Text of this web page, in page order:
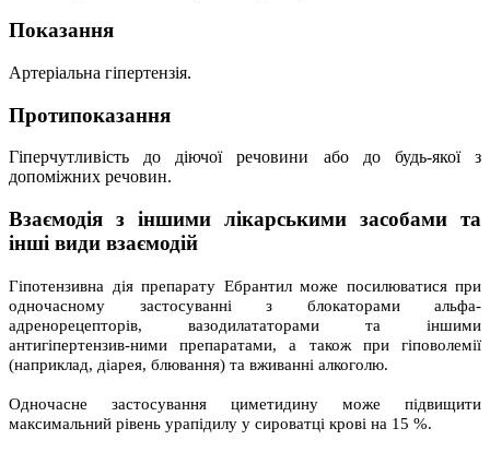
Показання
Артеріальна гіпертензія.
Протипоказання
Гіперчутливість до діючої речовини або до будь-якої з
допоміжних речовин.
Взаємодія з іншими лікарськими засобами та
інші види взаємодій
Гіпотензивна дія препарату Ебрантил може посилюватися при
одночасному застосуванні з блокаторами альфа-
адренорецепторів, вазодилататорами та іншими
антигіпертензив-ними препаратами, а також при гіповолемії
(наприклад, діарея, блювання) та вживанні алкоголю.
Одночасне застосування циметидину може підвищити
максимальний рівень урапідилу у сироватці крові на 15 %.